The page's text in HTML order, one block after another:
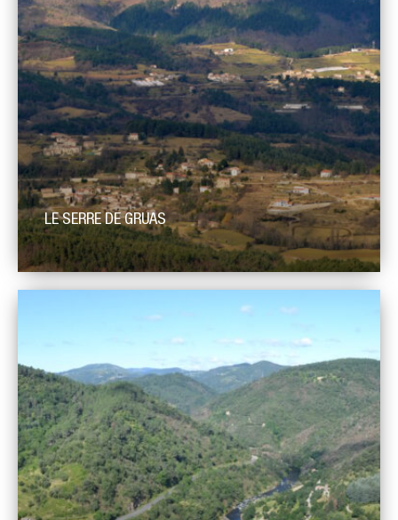
fracturation du socle lors de mouvements tectoniques, puis,
[…]
LE SERRE DE GRUAS
Le serre de Gruas est une couronne de grès du Trias en
discordance sur les micaschistes à andalousite du massif de
Saint Cierge. Au sommet, il est possible d’observer quelques
Ripple marks (ondulations crées par un cours d’eau, des
vagues etc.), et des bancs de quartzite sur le chemin
descendant vers La Serre. Au sommet, […]